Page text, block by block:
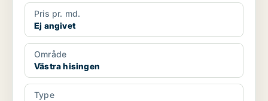
Pris pr. md.
Ej angivet
Område
Västra hisingen
Type